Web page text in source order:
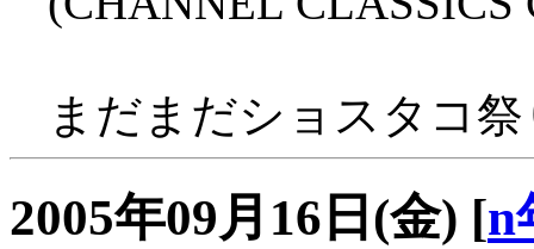
まだまだショスタコ
2005年09月16日(金) [n